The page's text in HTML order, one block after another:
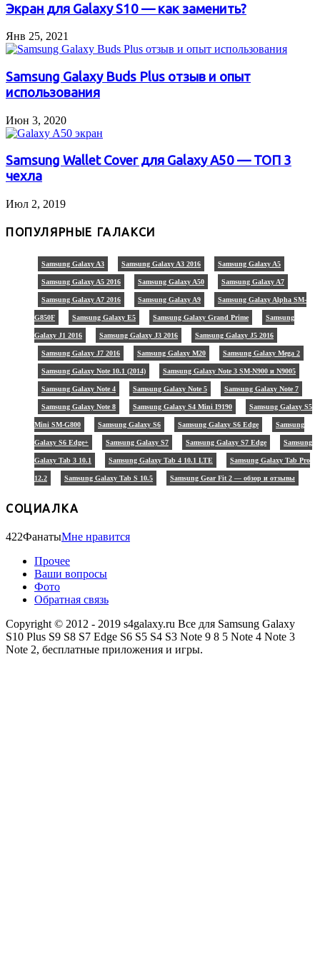
Экран для Galaxy S10 — как заменить?
Янв 25, 2021
Samsung Galaxy Buds Plus отзыв и опыт
использования
Июн 3, 2020
Samsung Wallet Cover для Galaxy A50 — ТОП 3
чехла
Июл 2, 2019
ПОПУЛЯРНЫЕ ГАЛАКСИ
Samsung Galaxy A3 Samsung Galaxy A3 2016 Samsung Galaxy A5
Samsung Galaxy A5 2016 Samsung Galaxy A50 Samsung Galaxy A7
Samsung Galaxy A7 2016 Samsung Galaxy A9 Samsung Galaxy Alpha SM-
G850F Samsung Galaxy E5 Samsung Galaxy Grand Prime Samsung
Galaxy J1 2016 Samsung Galaxy J3 2016 Samsung Galaxy J5 2016
Samsung Galaxy J7 2016 Samsung Galaxy M20 Samsung Galaxy Mega 2
Samsung Galaxy Note 10.1 (2014) Samsung Galaxy Note 3 SM-N900 и N9005
Samsung Galaxy Note 4 Samsung Galaxy Note 5 Samsung Galaxy Note 7
Samsung Galaxy Note 8 Samsung Galaxy S4 Mini I9190 Samsung Galaxy S5
Mini SM-G800 Samsung Galaxy S6 Samsung Galaxy S6 Edge Samsung
Galaxy S6 Edge+ Samsung Galaxy S7 Samsung Galaxy S7 Edge Samsung
Galaxy Tab 3 10.1 Samsung Galaxy Tab 4 10.1 LTE Samsung Galaxy Tab Pro
12.2 Samsung Galaxy Tab S 10.5 Samsung Gear Fit 2 — обзор и отзывы
СОЦИАЛКА
422ФанатыМне нравится
Прочее
Ваши вопросы
Фото
Обратная связь
Copyright © 2012 - 2019 s4galaxy.ru Все для Samsung Galaxy
S10 Plus S9 S8 S7 Edge S6 S5 S4 S3 Note 9 8 5 Note 4 Note 3
Note 2, бесплатные приложения и игры.